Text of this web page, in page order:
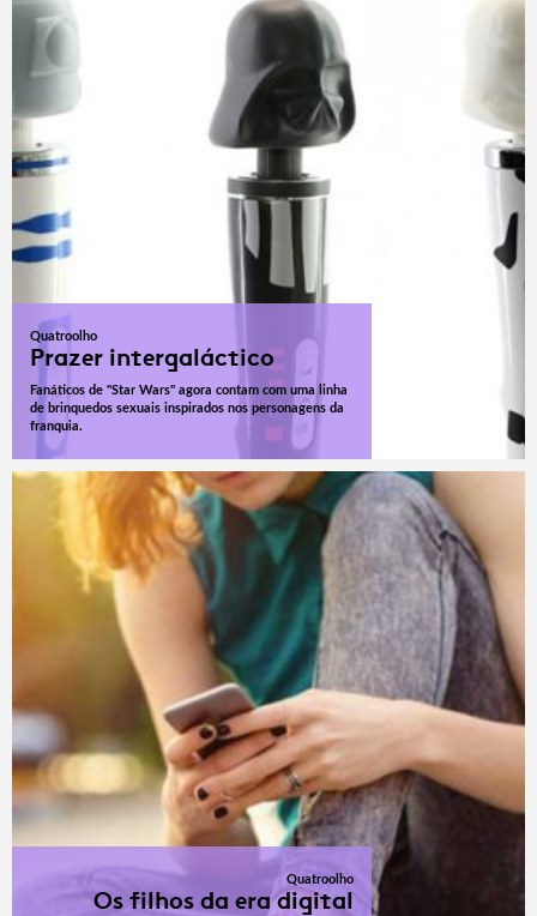
Quatroolho
Prazer intergaláctico
Fanáticos de "Star Wars" agora contam com uma linha
de brinquedos sexuais inspirados nos personagens da
franquia.
Quatroolho
Os filhos da era digital